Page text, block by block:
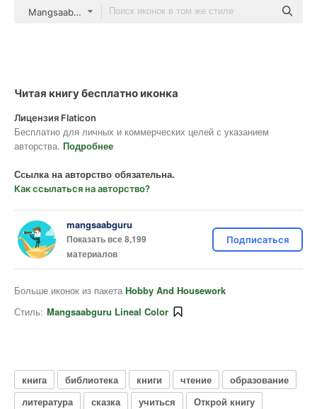
Mangsaabguru Lineal Color
Читая книгу бесплатно иконка
Лицензия Flaticon
Бесплатно для личных и коммерческих целей с указанием
авторства. Подробнее
Ссылка на авторство обязательна.
Как ссылаться на авторство?
mangsaabguru
Показать все 8,199
материалов
Подписаться
Больше иконок из пакета Hobby And Housework
Стиль: Mangsaabguru Lineal Color
книга библиотека книги чтение
образование
литература
сказка учиться
Открой книгу